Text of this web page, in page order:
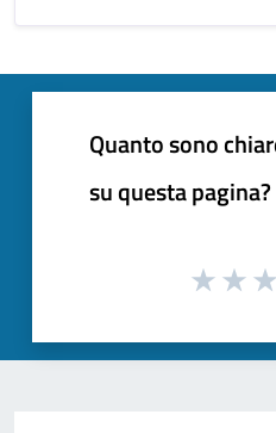
Quanto sono
su questa pagina?